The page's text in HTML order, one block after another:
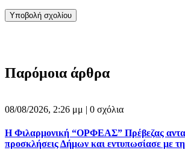
Παρόμοια άρθρα
08/08/2026, 2:26 μμ | 0 σχόλια
Η Φιλαρμονική “ΟΡΦΕΑΣ” Πρέβεζας
προσκλήσεις Δήμων και εντυπωσίασε με